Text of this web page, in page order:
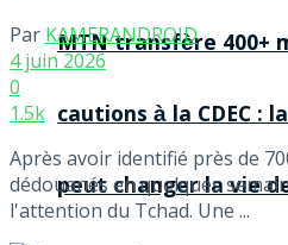
MTN transfère 400+
cautions à la CDEC :
peut changer la vie
Par KAMERANDROID
4 juin 2026
0
1.5k
Après avoir identifié près de
dédouanés en quelques
l'attention du Tchad. Une ...